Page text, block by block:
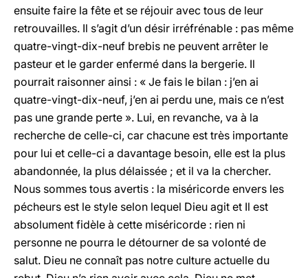
ensuite faire la fête et se réjouir avec tous de leur
retrouvailles. Il s’agit d’un désir irréfrénable : pas même
quatre-vingt-dix-neuf brebis ne peuvent arrêter le
pasteur et le garder enfermé dans la bergerie. Il
pourrait raisonner ainsi : « Je fais le bilan : j’en ai
quatre-vingt-dix-neuf, j’en ai perdu une, mais ce n’est
pas une grande perte ». Lui, en revanche, va à la
recherche de celle-ci, car chacune est très importante
pour lui et celle-ci a davantage besoin, elle est la plus
abandonnée, la plus délaissée ; et il va la chercher.
Nous sommes tous avertis : la miséricorde envers les
pécheurs est le style selon lequel Dieu agit et Il est
absolument fidèle à cette miséricorde : rien ni
personne ne pourra le détourner de sa volonté de
salut. Dieu ne connaît pas notre culture actuelle du